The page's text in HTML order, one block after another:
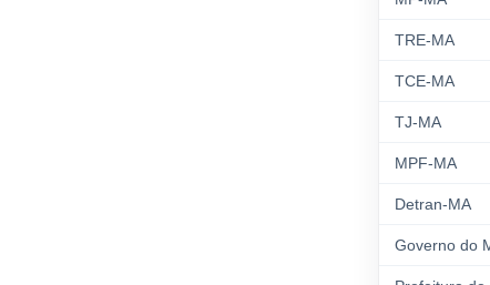
TRE-MA
TCE-MA
TJ-MA
MPF-MA
Detran-MA
Governo do